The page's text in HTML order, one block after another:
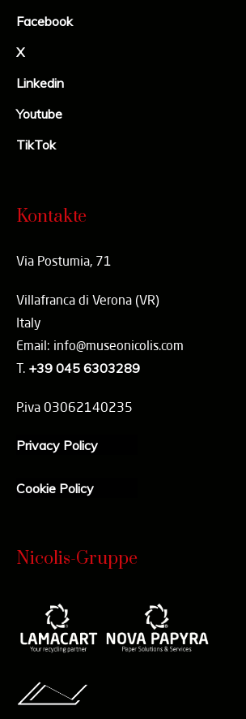
Facebook
X
Linkedin
Youtube
TikTok
Kontakte
Via Postumia, 71
Villafranca di Verona (VR)
Italy
Email: info@museonicolis.com
T. +39 045 6303289
P.iva 03062140235
Privacy Policy
Cookie Policy
Nicolis-Gruppe